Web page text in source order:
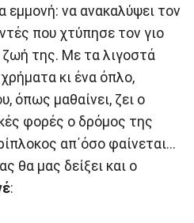
εμμονή: να ανακαλύψει τον
που χτύπησε τον γιο
της. Με τα λιγοστά
κι ένα όπλο,
όπως μαθαίνει, ζει ο
φορές ο δρόμος της
απ΄όσο φαίνεται...
θα μας δείξει και ο
: